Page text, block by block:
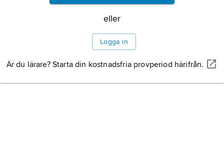
eller
Logga in
Är du lärare? Starta din kostnadsfria provperiod härifrån.